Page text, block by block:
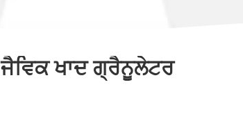
ਜੈਵਿਕ ਖਾਦ ਗ੍ਰੈਨੂਲੇਟਰ